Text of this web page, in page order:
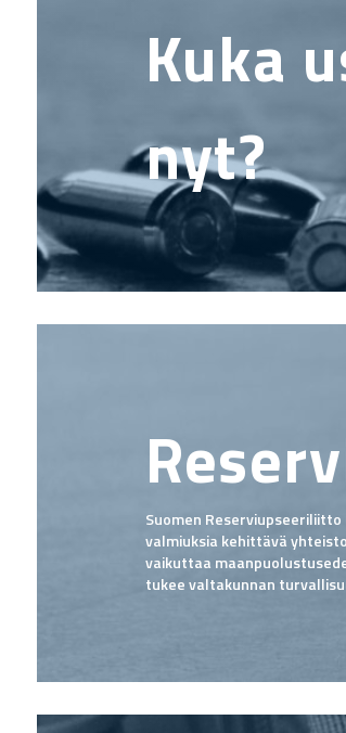
Kuka
nyt?
Suomen Reserviupseeriliitto
valmiuksia kehittävä
vaikuttaa
tukee valtakunnan